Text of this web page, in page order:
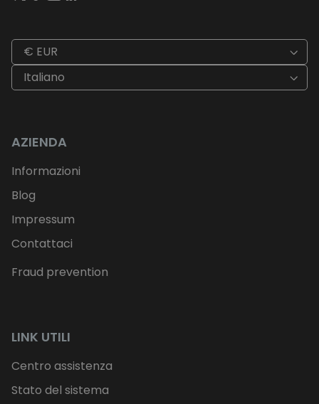
€ EUR
Italiano
AZIENDA
Informazioni
Blog
Impressum
Contattaci
Fraud prevention
LINK UTILI
Centro assistenza
Stato del sistema